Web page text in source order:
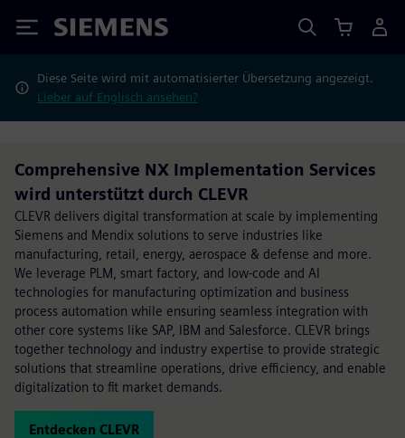
Siemens
Diese Seite wird mit automatisierter Übersetzung angezeigt.
Lieber auf Englisch ansehen?
Comprehensive NX Implementation Services
wird unterstützt durch CLEVR
CLEVR delivers digital transformation at scale by implementing
Siemens and Mendix solutions to serve industries like
manufacturing, retail, energy, aerospace & defense and more.
We leverage PLM, smart factory, and low-code and AI
technologies for manufacturing optimization and business
process automation while ensuring seamless integration with
other core systems like SAP, IBM and Salesforce. CLEVR brings
together technology and industry expertise to provide strategic
solutions that streamline operations, drive efficiency, and enable
digitalization to fit market demands.
Entdecken CLEVR